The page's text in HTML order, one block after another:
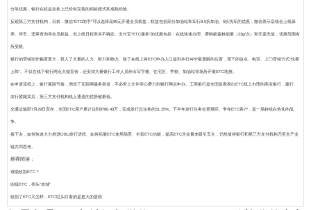
分等优惠，银行在权益业务上已经有完善的招标模式和成熟经验。
反观第三方支付机构，目前，微信“ETC助手”可以选择花99元开通会员权益，权益包括部分加油站和车行8.5折加油、5折洗车的优惠，微信表示后续会上线保
养、停车、违章查询等会员权益，但上线日程表并不确定。支付宝“ETC服务”的优惠包括：在线快速办理、攒蚂蚁森林能量（23g/次）和无需充值，优惠范围有
所受限。
银行的营销动作幅度更大，投入了大量的人力、财力和物力。 除了在线上将ETC申办入口提到本行APP最显眼的位置，现下的驻点、电话、上门营销方式“轮番
上阵”。不仅在线下银行网点大做宣传，还安排大量银行工作人员外出写字楼、住宅区、学校、加油站等场所开展ETC地推。
在申请流程上，银行紧跟节奏，增设了互联网服务渠道 ，不必带上文件劳心费力到银行网点申办。工商银行是全国首家推出ETC线上办理的商业银行，建行、
农行紧随其后，第三方支付机构线上通道的优势被磨低。
交通运输部7月29日宣布，全国ETC用户累计达到9780.43万，完成发行总任务的51.25%。 下半年发行任务会更艰巨。争夺ETC客户，是一场持续白热化的战
争。
接下去，如何快速大力推进OBU发行进程、如何拓展ETC使用场景、丰富ETC功能，提高ETC含金量来吸引车主，仍然值得银行和第三方支付机构乃至全产业
链共同思考。
推荐阅读：
谁能收割ETC？
凶猛ETC，掉头“攻城”
收割了ETC又怎样，ETC巨头盯着的是更大的蛋糕